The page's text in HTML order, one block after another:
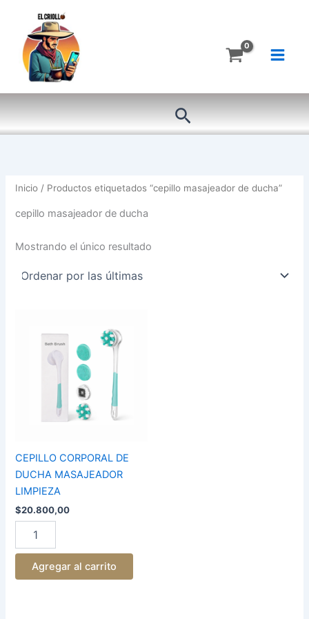
contenido
Buscar
Inicio / Productos etiquetados “cepillo masajeador de ducha”
cepillo masajeador de ducha
Mostrando el único resultado
CEPILLO CORPORAL DE
DUCHA MASAJEADOR
LIMPIEZA
$20.800,00
DUCHA
MASAJEADOR
LIMPIEZA
Agregar al carrito